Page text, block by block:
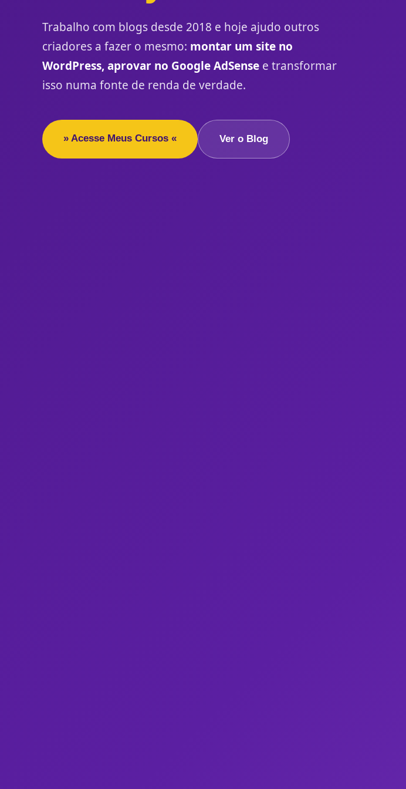
Trabalho com blogs desde 2018 e hoje ajudo outros
criadores a fazer o mesmo: montar um site no
WordPress, aprovar no Google AdSense e transformar
isso numa fonte de renda de verdade.
» Acesse Meus Cursos « Ver o Blog